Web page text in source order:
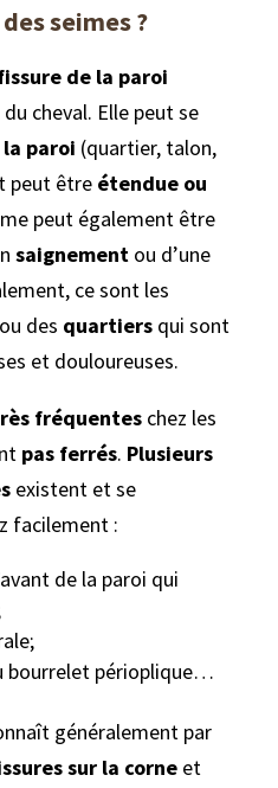
seimes ?
de la paroi
cheval. Elle peut se
paroi (quartier, talon,
peut être étendue ou
peut également être
saignement ou d’une
ce sont les
ou des quartiers qui sont
et douloureuses.
fréquentes chez les
pas ferrés. Plusieurs
existent et se
facilement :
de la paroi qui
bourrelet périoplique…
généralement par
sur la corne et